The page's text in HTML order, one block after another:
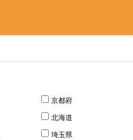
京都府
北海道
埼玉県